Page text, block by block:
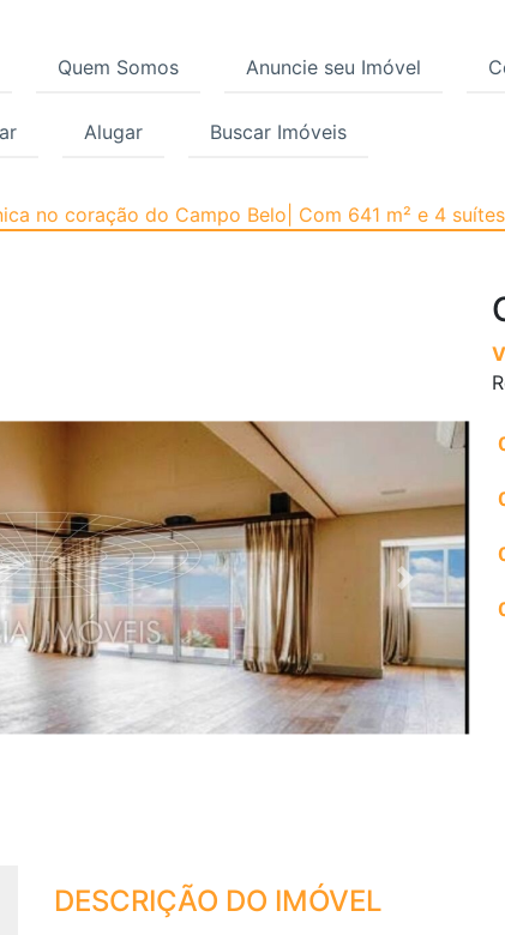
Quem Somos Anuncie seu Imóvel
Alugar Buscar Imóveis
Belo, São
no coração do Campo Belo| Com 641 m² e 4
Next
DESCRIÇÃO DO IMÓVEL